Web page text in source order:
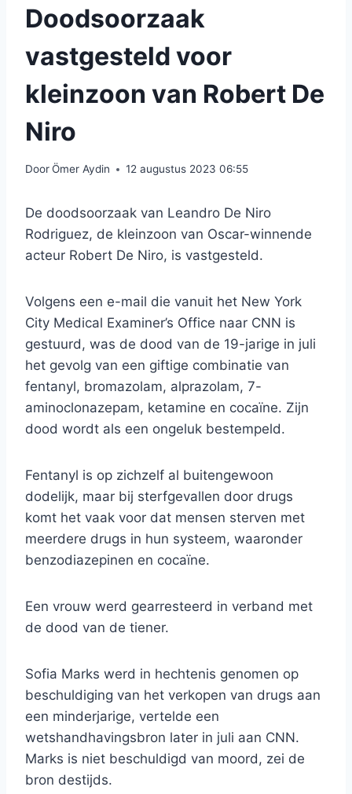
Doodsoorzaak
vastgesteld voor
kleinzoon van Robert De
Niro
DoorÖmer Aydin 12 augustus 2023 06:55
De doodsoorzaak van Leandro De Niro
Rodriguez, de kleinzoon van Oscar-winnende
acteur Robert De Niro, is vastgesteld.
Volgens een e-mail die vanuit het New York
City Medical Examiner’s Office naar CNN is
gestuurd, was de dood van de 19-jarige in juli
het gevolg van een giftige combinatie van
fentanyl, bromazolam, alprazolam, 7-
aminoclonazepam, ketamine en cocaïne. Zijn
dood wordt als een ongeluk bestempeld.
Fentanyl is op zichzelf al buitengewoon
dodelijk, maar bij sterfgevallen door drugs
komt het vaak voor dat mensen sterven met
meerdere drugs in hun systeem, waaronder
benzodiazepinen en cocaïne.
Een vrouw werd gearresteerd in verband met
de dood van de tiener.
Sofia Marks werd in hechtenis genomen op
beschuldiging van het verkopen van drugs aan
een minderjarige, vertelde een
wetshandhavingsbron later in juli aan CNN.
Marks is niet beschuldigd van moord, zei de
bron destijds.